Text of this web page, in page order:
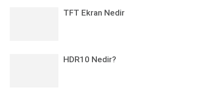
TFT Ekran Nedir
HDR10 Nedir?